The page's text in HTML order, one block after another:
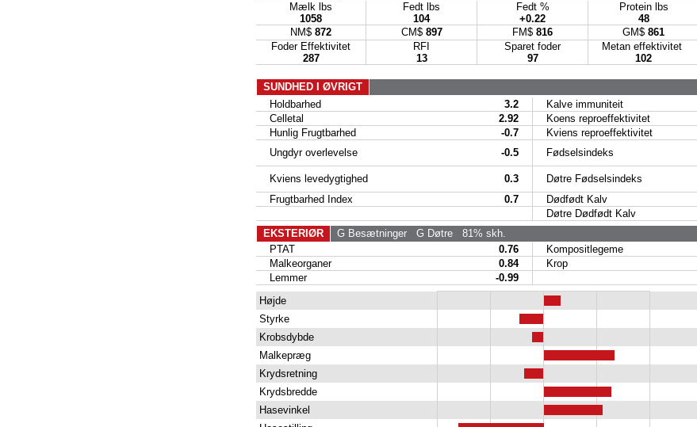
Mælk lbs
1058
Fedt lbs
104
Fedt %
+0.22
Protein lbs
48
NM$ 872 CM$ 897 FM$ 816 GM$ 861
Foder Effektivitet
287
RFI
13
Sparet foder
97
Metan effektivitet
102
SUNDHED I ØVRIGT
Holdbarhed
3.2 Kalve immuniteit
Celletal
2.92 Koens reproeffektivitet
Hunlig Frugtbarhed
-0.7 Kviens reproeffektivitet
Ungdyr overlevelse
-0.5 Fødselsindeks
Kviens levedygtighed
0.3 Døtre Fødselsindeks
Frugtbarhed Index
0.7 Dødfødt Kalv
Døtre Dødfødt Kalv
EKSTERIØR
G Besætninger G Døtre 81% skh.
PTAT
0.76 Kompositlegeme
Malkeorganer
0.84 Krop
Lemmer
-0.99
Højde
Styrke
Krobsdybde
Malkepræg
Krydsretning
Krydsbredde
Hasevinkel